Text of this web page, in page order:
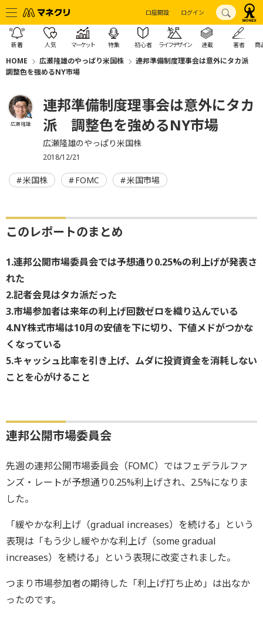
口座開設 ログイン
新着 人気 マーケット 特集 初心者 ライフデザイン 連載 著者 商
HOME 広瀬隆雄のやっぱり米国株
連邦準備制度理事会は意外にタカ派
調整色を強めるNY市場
広瀬 隆雄
連邦準備制度理事会は意外にタカ
派 調整色を強めるNY市場
広瀬隆雄のやっぱり米国株
2018/12/21
米国株 FOMC 米国市場
このレポートのまとめ
1.連邦公開市場委員会では予想通り0.25%の利上げが発表さ
れた
2.記者会見はタカ派だった
3.市場参加者は来年の利上げ回数ゼロを織り込んでいる
4.NY株式市場は10月の安値を下に切り、下値メドがつかな
くなっている
5.キャッシュ比率を引き上げ、ムダに投資資金を消耗しない
ことを心がけること
連邦公開市場委員会
先週の連邦公開市場委員会（FOMC）ではフェデラルファ
ンズ・レートが予想通り0.25%利上げされ、2.5%になりま
した。
「緩やかな利上げ（gradual increases）を続ける」という
表現は「もう少し緩やかな利上げ（some gradual
increases）を続ける」という表現に改変されました。
つまり市場参加者の期待した「利上げ打ち止め」は出なか
ったのです。